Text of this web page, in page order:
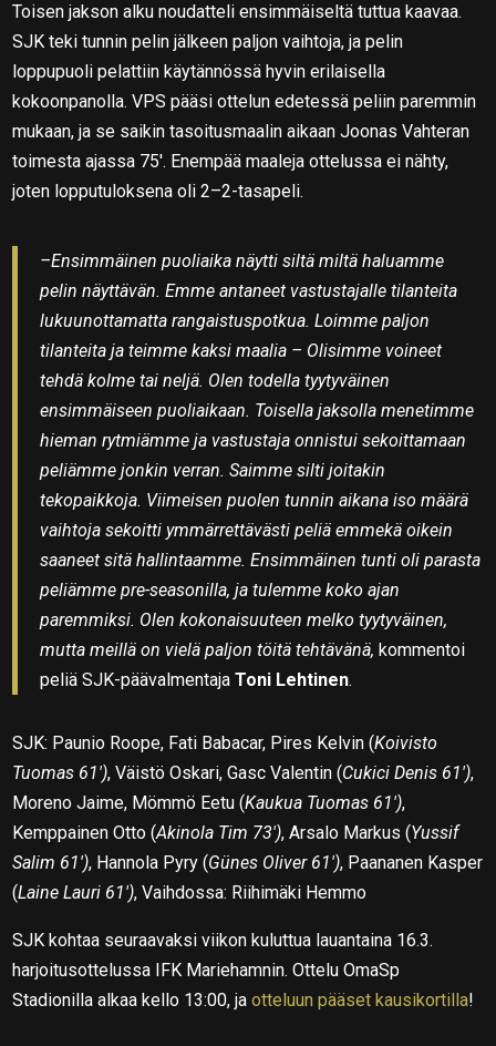
Toisen jakson alku noudatteli ensimmäiseltä tuttua kaavaa.
SJK teki tunnin pelin jälkeen paljon vaihtoja, ja pelin
loppupuoli pelattiin käytännössä hyvin erilaisella
kokoonpanolla. VPS pääsi ottelun edetessä peliin paremmin
mukaan, ja se saikin tasoitusmaalin aikaan Joonas Vahteran
toimesta ajassa 75′. Enempää maaleja ottelussa ei nähty,
joten lopputuloksena oli 2–2-tasapeli.
–Ensimmäinen puoliaika näytti siltä miltä haluamme
pelin näyttävän. Emme antaneet vastustajalle tilanteita
lukuunottamatta rangaistuspotkua. Loimme paljon
tilanteita ja teimme kaksi maalia – Olisimme voineet
tehdä kolme tai neljä. Olen todella tyytyväinen
ensimmäiseen puoliaikaan. Toisella jaksolla menetimme
hieman rytmiämme ja vastustaja onnistui sekoittamaan
peliämme jonkin verran. Saimme silti joitakin
tekopaikkoja. Viimeisen puolen tunnin aikana iso määrä
vaihtoja sekoitti ymmärrettävästi peliä emmekä oikein
saaneet sitä hallintaamme. Ensimmäinen tunti oli parasta
peliämme pre-seasonilla, ja tulemme koko ajan
paremmiksi. Olen kokonaisuuteen melko tyytyväinen,
mutta meillä on vielä paljon töitä tehtävänä, kommentoi
peliä SJK-päävalmentajaToni Lehtinen.
SJK: Paunio Roope, Fati Babacar, Pires Kelvin (Koivisto
Tuomas 61′), Väistö Oskari, Gasc Valentin (Cukici Denis 61′),
Moreno Jaime, Mömmö Eetu (Kaukua Tuomas 61′),
Kemppainen Otto (Akinola Tim 73′), Arsalo Markus (Yussif
Salim 61′), Hannola Pyry (Günes Oliver 61′), Paananen Kasper
(Laine Lauri 61′), Vaihdossa: Riihimäki Hemmo
SJK kohtaa seuraavaksi viikon kuluttua lauantaina 16.3.
harjoitusottelussa IFK Mariehamnin. Ottelu OmaSp
Stadionilla alkaa kello 13:00, jaotteluun pääset kausikortilla!